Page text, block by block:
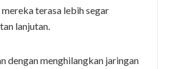
terasa lebih segar
lanjutan.
dengan menghilangkan jaringan